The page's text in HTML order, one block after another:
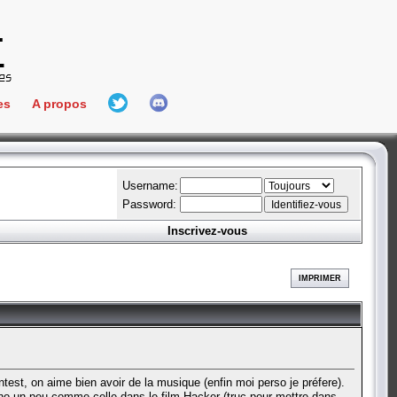
Connect
A propos
L'équipe
Hall Of Fame
Username:
Password:
Inscrivez-vous
IMPRIMER
on aime bien avoir de la musique (enfin moi perso je préfere).